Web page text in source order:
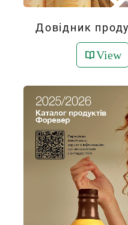
Довідник
View